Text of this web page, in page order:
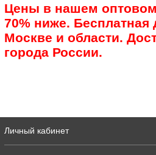
Цены в нашем оптовом
70% ниже. Бесплатная
Москве и области.
города России.
Личный кабинет